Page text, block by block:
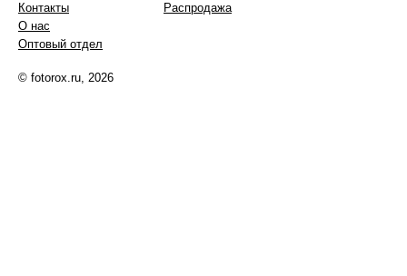
Контакты
О нас
Оптовый отдел
Распродажа
© fotorox.ru, 2026